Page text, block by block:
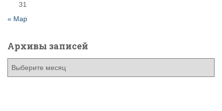
31
« Мар
Архивы записей